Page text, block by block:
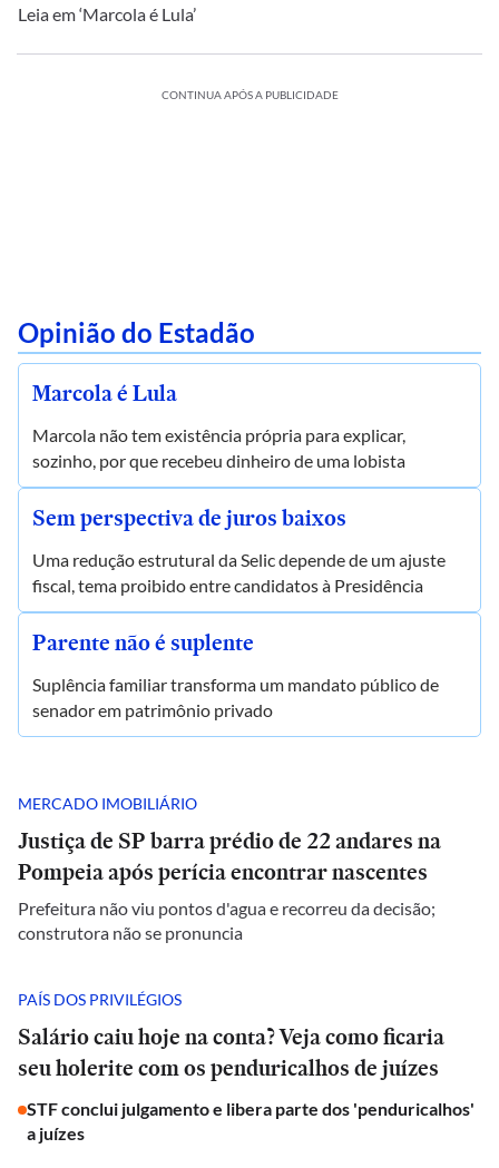
Leia em ‘Marcola é Lula’
CONTINUA APÓS A PUBLICIDADE
Opinião do Estadão
Marcola é Lula
Marcola não tem existência própria para explicar,
sozinho, por que recebeu dinheiro de uma lobista
Sem perspectiva de juros baixos
Uma redução estrutural da Selic depende de um ajuste
fiscal, tema proibido entre candidatos à Presidência
Parente não é suplente
Suplência familiar transforma um mandato público de
senador em patrimônio privado
MERCADO IMOBILIÁRIO
Justiça de SP barra prédio de 22 andares na
Pompeia após perícia encontrar nascentes
Prefeitura não viu pontos d'agua e recorreu da decisão;
construtora não se pronuncia
PAÍS DOS PRIVILÉGIOS
Salário caiu hoje na conta? Veja como ficaria
seu holerite com os penduricalhos de juízes
STF conclui julgamento e libera parte dos 'penduricalhos'
a juízes